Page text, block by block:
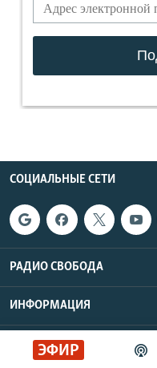
ЭФИР
СОЦИАЛЬНЫЕ СЕТИ
РАДИО СВОБОДА
ИНФОРМАЦИЯ
Радио Свобода ©